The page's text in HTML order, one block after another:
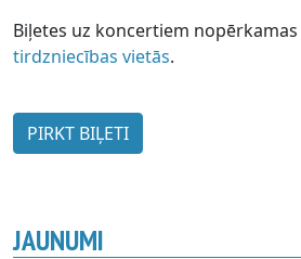
Biļetes uz koncertiem nopērkamas
tirdzniecības vietās.
PIRKT BIĻETI
JAUNUMI